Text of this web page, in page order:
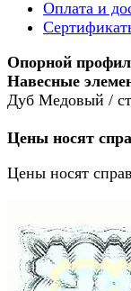
Оплата и
Опорной
Навесные
Дуб Медовый /
Цены носят
Цены носят